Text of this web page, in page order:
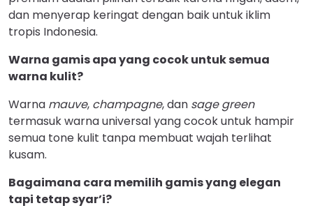
dan menyerap keringat dengan baik untuk iklim
tropis Indonesia.
Warna gamis apa yang cocok untuk semua
warna kulit?
Warna mauve, champagne, dan sage green
termasuk warna universal yang cocok untuk hampir
semua tone kulit tanpa membuat wajah terlihat
kusam.
Bagaimana cara memilih gamis yang elegan
tapi tetap syar’i?